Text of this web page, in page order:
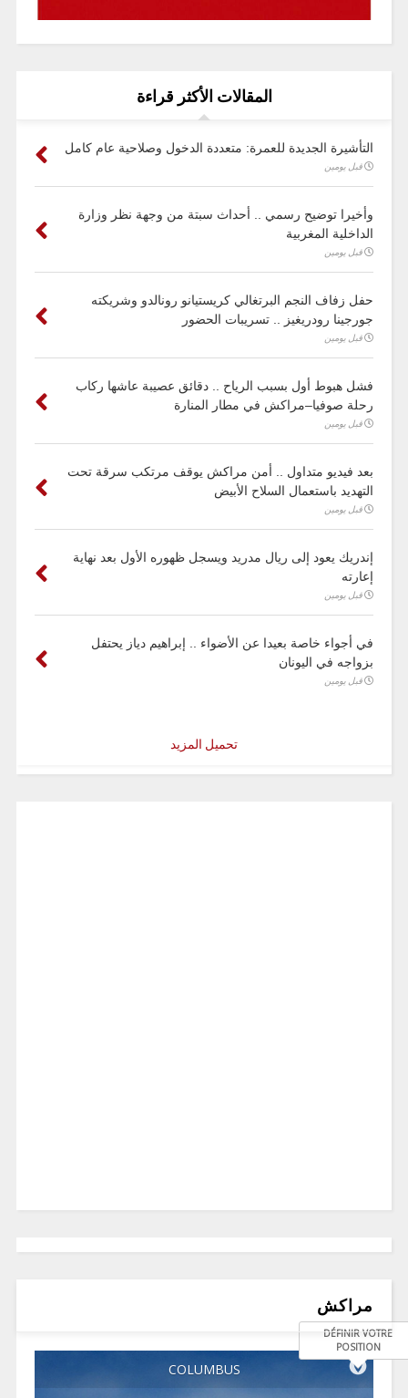
المقالات الأكثر قراءة
التأشيرة الجديدة للعمرة: متعددة الدخول وصلاحية عام كامل
قبل يومين
وأخيرا توضيح رسمي .. أحداث سبتة من وجهة نظر وزارة
الداخلية المغربية
قبل يومين
حفل زفاف النجم البرتغالي كريستيانو رونالدو وشريكته
جورجينا رودريغيز .. تسريبات الحضور
قبل يومين
فشل هبوط أول بسبب الرياح .. دقائق عصيبة عاشها ركاب
رحلة صوفيا–مراكش في مطار المنارة
قبل يومين
بعد فيديو متداول .. أمن مراكش يوقف مرتكب سرقة تحت
التهديد باستعمال السلاح الأبيض
قبل يومين
إندريك يعود إلى ريال مدريد ويسجل ظهوره الأول بعد نهاية
إعارته
قبل يومين
في أجواء خاصة بعيدا عن الأضواء .. إبراهيم دياز يحتفل
بزواجه في اليونان
قبل يومين
تحميل المزيد
مراكش
COLUMBUS
DÉFINIR VOTRE
POSITION